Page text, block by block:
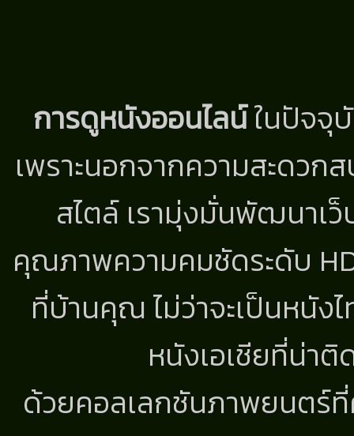
การดูหนังออนไลน์ในปัจจุ
เพราะนอกจากความสะดว
สไตล์ เรามุ่งมั่นพัฒนาเ
คุณภาพความคมชัดระดับ
ที่บ้านคุณ ไม่ว่าจะเป็นหนั
หนังเอเชียที่น่า
ด้วยคอลเลกชันภาพยนตร์